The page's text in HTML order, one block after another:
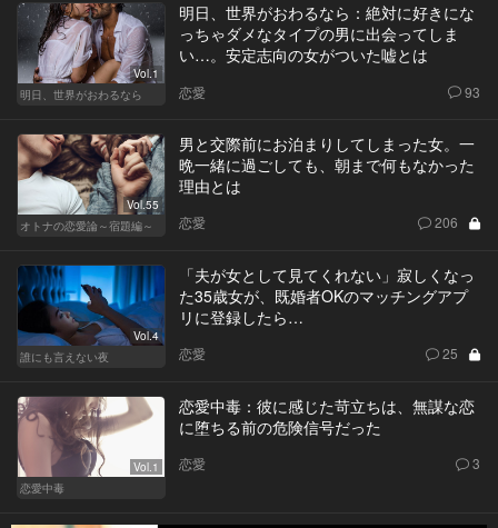
Vol.1
明日、世界がおわるなら
明日、世界がおわるなら：絶対に好きにな
っちゃダメなタイプの男に出会ってしま
い…。安定志向の女がついた嘘とは
恋愛 93
Vol.55
オトナの恋愛論～宿題編～
男と交際前にお泊まりしてしまった女。一
晩一緒に過ごしても、朝まで何もなかった
理由とは
恋愛 206
Vol.4
誰にも言えない夜
「夫が女として見てくれない」寂しくなっ
た35歳女が、既婚者OKのマッチングアプ
リに登録したら…
恋愛 25
Vol.1
恋愛中毒
恋愛中毒：彼に感じた苛立ちは、無謀な恋
に堕ちる前の危険信号だった
恋愛 3